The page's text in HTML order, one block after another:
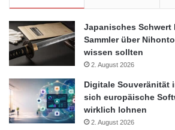
Japanisches Schwert
Sammler über
wissen sollten
2. August 2026
Digitale Souveränität
sich europäische
wirklich lohnen
2. August 2026